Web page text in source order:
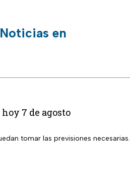
en
7 de agosto
tomar las previsiones necesarias.